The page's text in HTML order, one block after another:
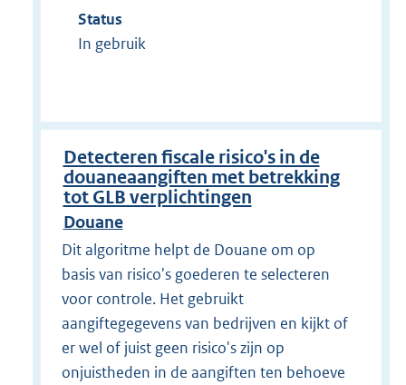
Status
In gebruik
Detecteren fiscale risico's in de
douaneaangiften met betrekking
tot GLB verplichtingen
Douane
Dit algoritme helpt de Douane om op
basis van risico's goederen te selecteren
voor controle. Het gebruikt
aangiftegegevens van bedrijven en kijkt of
er wel of juist geen risico's zijn op
onjuistheden in de aangiften ten behoeve